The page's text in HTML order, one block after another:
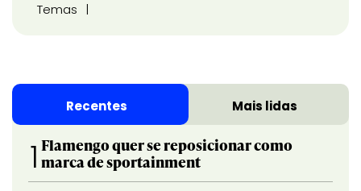
Temas
Recentes Mais lidas
1 Flamengo quer se reposicionar como
marca de sportainment